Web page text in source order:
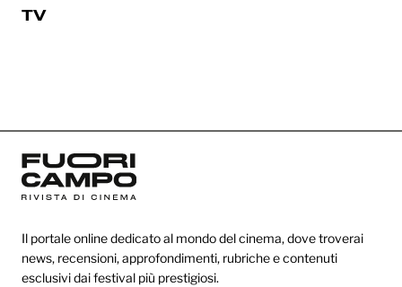
TV
Il portale online dedicato al mondo del cinema, dove troverai
news, recensioni, approfondimenti, rubriche e contenuti
esclusivi dai festival più prestigiosi.